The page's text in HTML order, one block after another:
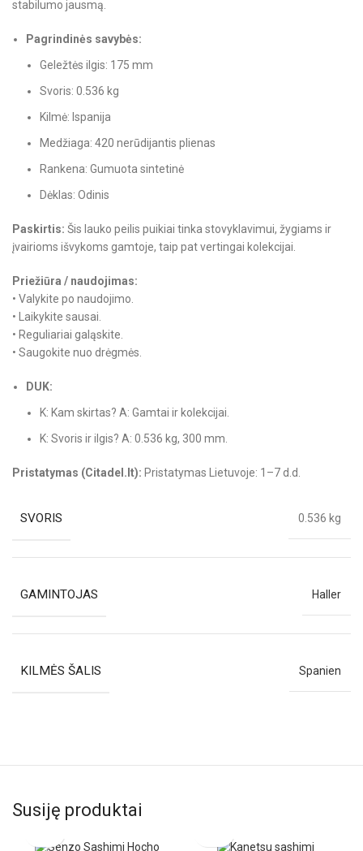
stabilumo jausmą.
Pagrindinės savybės:
Geležtės ilgis: 175 mm
Svoris: 0.536 kg
Kilmė: Ispanija
Medžiaga: 420 nerūdijantis plienas
Rankena: Gumuota sintetinė
Dėklas: Odinis
Paskirtis: Šis lauko peilis puikiai tinka stovyklavimui, žygiams ir
įvairioms išvykoms gamtoje, taip pat vertingai kolekcijai.
Priežiūra / naudojimas:
• Valykite po naudojimo.
• Laikykite sausai.
• Reguliariai galąskite.
• Saugokite nuo drėgmės.
DUK:
K: Kam skirtas? A: Gamtai ir kolekcijai.
K: Svoris ir ilgis? A: 0.536 kg, 300 mm.
Pristatymas (Citadel.lt): Pristatymas Lietuvoje: 1–7 d.d.
SVORIS 0.536 kg
GAMINTOJAS Haller
KILMĖS ŠALIS Spanien
Susiję produktai